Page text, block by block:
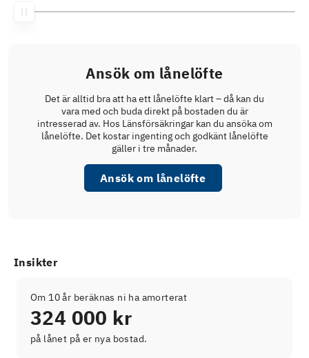
Ansök om lånelöfte
Det är alltid bra att ha ett lånelöfte klart – då kan du
vara med och buda direkt på bostaden du är
intresserad av. Hos Länsförsäkringar kan du ansöka om
lånelöfte. Det kostar ingenting och godkänt lånelöfte
gäller i tre månader.
Ansök om lånelöfte
Insikter
Om 10 år beräknas ni ha amorterat
324 000 kr
på lånet på er nya bostad.